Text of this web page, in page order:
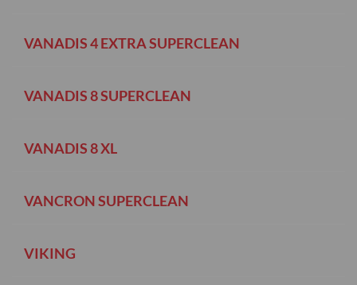
VANADIS 4 EXTRA SUPERCLEAN
VANADIS 8 SUPERCLEAN
VANADIS 8 XL
VANCRON SUPERCLEAN
VIKING